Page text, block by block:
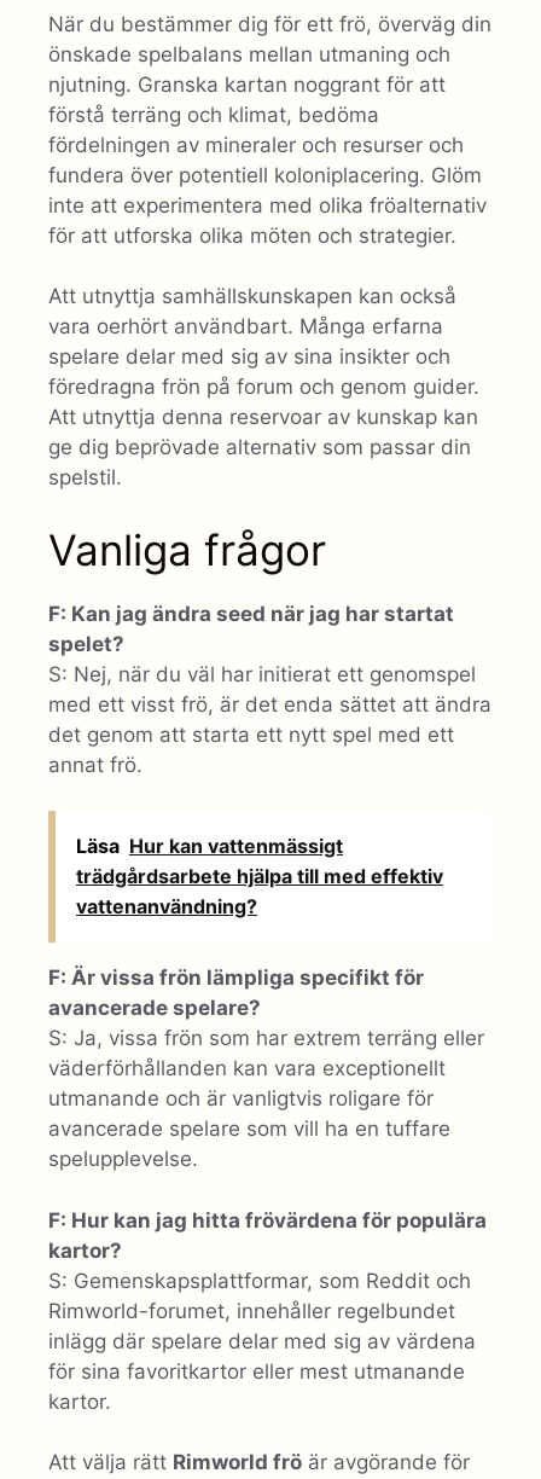
När du bestämmer dig för ett frö, överväg din
önskade spelbalans mellan utmaning och
njutning. Granska kartan noggrant för att
förstå terräng och klimat, bedöma
fördelningen av mineraler och resurser och
fundera över potentiell koloniplacering. Glöm
inte att experimentera med olika fröalternativ
för att utforska olika möten och strategier.
Att utnyttja samhällskunskapen kan också
vara oerhört användbart. Många erfarna
spelare delar med sig av sina insikter och
föredragna frön på forum och genom guider.
Att utnyttja denna reservoar av kunskap kan
ge dig beprövade alternativ som passar din
spelstil.
Vanliga frågor
F: Kan jag ändra seed när jag har startat
spelet?
S: Nej, när du väl har initierat ett genomspel
med ett visst frö, är det enda sättet att ändra
det genom att starta ett nytt spel med ett
annat frö.
Läsa Hur kan vattenmässigt
trädgårdsarbete hjälpa till med effektiv
vattenanvändning?
F: Är vissa frön lämpliga specifikt för
avancerade spelare?
S: Ja, vissa frön som har extrem terräng eller
väderförhållanden kan vara exceptionellt
utmanande och är vanligtvis roligare för
avancerade spelare som vill ha en tuffare
spelupplevelse.
F: Hur kan jag hitta frövärdena för populära
kartor?
S: Gemenskapsplattformar, som Reddit och
Rimworld-forumet, innehåller regelbundet
inlägg där spelare delar med sig av värdena
för sina favoritkartor eller mest utmanande
kartor.
Att välja rätt Rimworld frö är avgörande för